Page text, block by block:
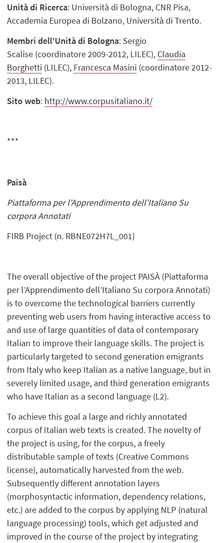
Unità di Ricerca: Università di Bologna, CNR Pisa,
Accademia Europea di Bolzano, Università di Trento.
Membri dell'Unità di Bologna: Sergio
Scalise (coordinatore 2009-2012, LILEC), Claudia
Borghetti (LILEC), Francesca Masini (coordinatore 2012-
2013, LILEC).
Sito web: http://www.corpusitaliano.it/
***
Paisà
Piattaforma per l'Apprendimento dell'Italiano Su
corpora Annotati
FIRB Project (n. RBNE072H7L_001)
The overall objective of the project PAISÀ (Piattaforma
per l’Apprendimento dell’Italiano Su corpora Annotati)
is to overcome the technological barriers currently
preventing web users from having interactive access to
and use of large quantities of data of contemporary
Italian to improve their language skills. The project is
particularly targeted to second generation emigrants
from Italy who keep Italian as a native language, but in
severely limited usage, and third generation emigrants
who have Italian as a second language (L2).
To achieve this goal a large and richly annotated
corpus of Italian web texts is created. The novelty of
the project is using, for the corpus, a freely
distributable sample of texts (Creative Commons
license), automatically harvested from the web.
Subsequently different annotation layers
(morphosyntactic information, dependency relations,
etc.) are added to the corpus by applying NLP (natural
language processing) tools, which get adjusted and
improved in the course of the project by integrating